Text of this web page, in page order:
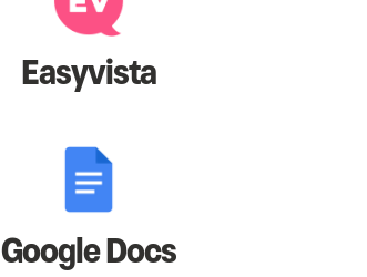
Easyvista
Google Docs